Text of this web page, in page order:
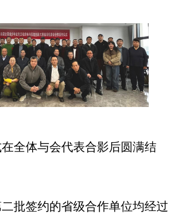
全体与会代表合影后圆满结
批签约的省级合作单位均经过